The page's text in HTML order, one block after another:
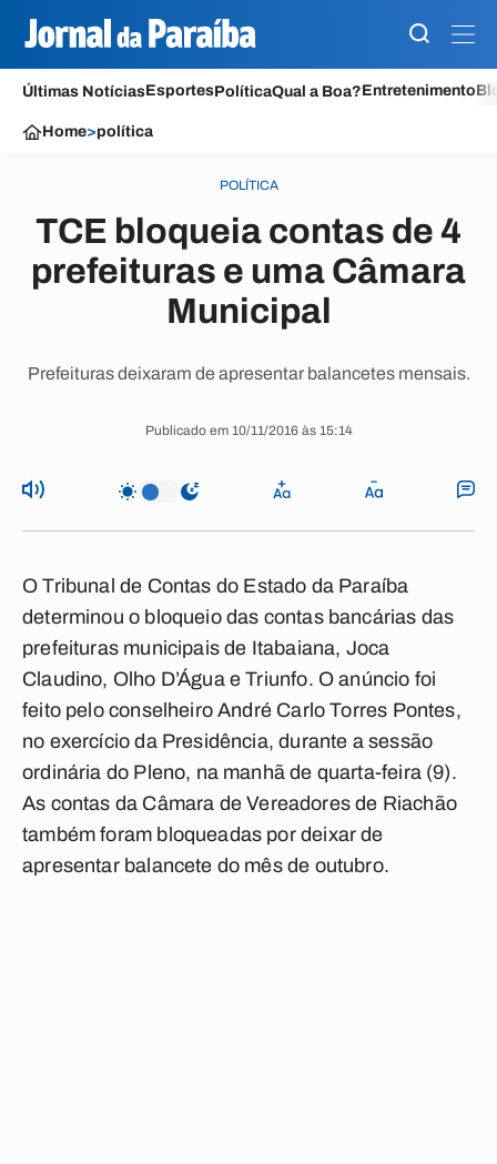
Últimas NotíciasEsportesPolíticaQual a Boa?Entretenimento
Home>política
POLÍTICA
TCE bloqueia contas de 4
prefeituras e uma Câmara
Municipal
Prefeituras deixaram de apresentar balancetes mensais.
Publicado em 10/11/2016 às 15:14
OTribunal de Contas do Estado da Paraíba
determinou o bloqueiodas contas bancárias das
prefeituras municipais de Itabaiana, Joca
Claudino, Olho D’Água e Triunfo. O anúncio foi
feito pelo conselheiro André Carlo Torres Pontes,
no exercício da Presidência, durante a sessão
ordinária do Pleno, na manhã de quarta-feira (9).
As contas da Câmara de Vereadores de Riachão
também foram bloqueadas por deixar de
apresentar balancete do mês de outubro.